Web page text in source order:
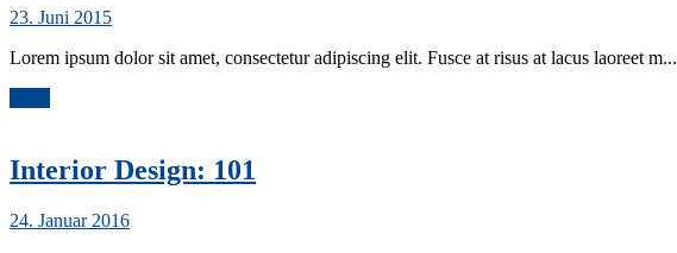
23. Juni 2015
Lorem ipsum dolor sit amet, consectetur adipiscing elit. Fusce at risus at lacus laoreet m...
Interior Design: 101
24. Januar 2016